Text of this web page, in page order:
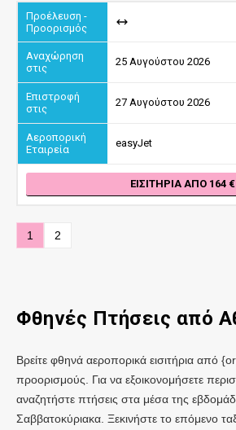
25 Αυγούστου 2026
27 Αυγούστου 2026
easyJet
ΕΙΣΙΤΉΡΙΑ ΑΠΌ 164
1 2
Φθηνές Πτήσεις από
Βρείτε φθηνά αεροπορικά εισιτήρια από
προορισμούς. Για να εξοικονομήσετε
αναζητήστε πτήσεις στα μέσα της
Σαββατοκύριακα. Ξεκινήστε το επόμενο